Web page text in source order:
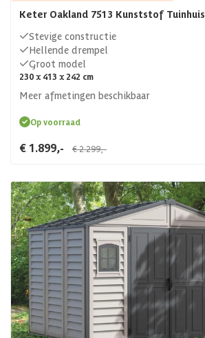
Keter Oakland 7513 Kunststof Tuinhuis
Stevige constructie
Hellende drempel
Groot model
230 x 413 x 242 cm
Meer afmetingen beschikbaar
Op voorraad
€ 1.899,- € 2.299,-